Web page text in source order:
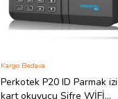
Perkotek P20 ID Parmak izi
kart okuyucu Şifre WİFİ
Kargo Bedava